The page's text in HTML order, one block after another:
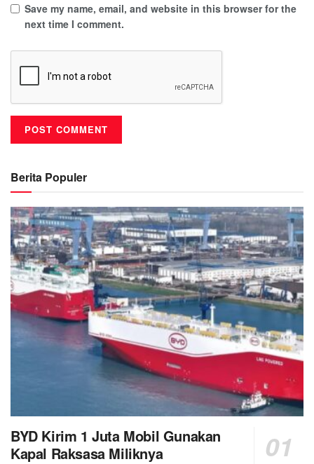
Save my name, email, and website in this browser for the
next time I comment.
Berita Populer
BYD Kirim 1 Juta Mobil Gunakan
Kapal Raksasa Miliknya